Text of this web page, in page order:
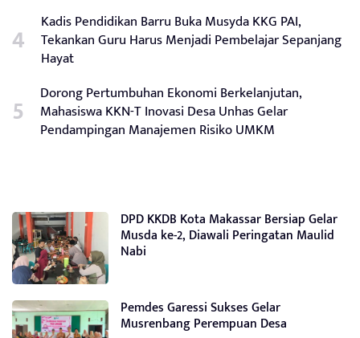
Kadis Pendidikan Barru Buka Musyda KKG PAI,
Tekankan Guru Harus Menjadi Pembelajar Sepanjang
Hayat
Dorong Pertumbuhan Ekonomi Berkelanjutan,
Mahasiswa KKN-T Inovasi Desa Unhas Gelar
Pendampingan Manajemen Risiko UMKM
DPD KKDB Kota Makassar Bersiap Gelar
Musda ke-2, Diawali Peringatan Maulid
Nabi
Pemdes Garessi Sukses Gelar
Musrenbang Perempuan Desa